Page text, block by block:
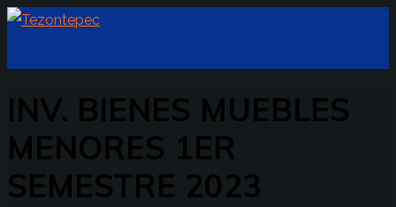
INV. BIENES MUEBLES
MENORES 1ER
SEMESTRE 2023